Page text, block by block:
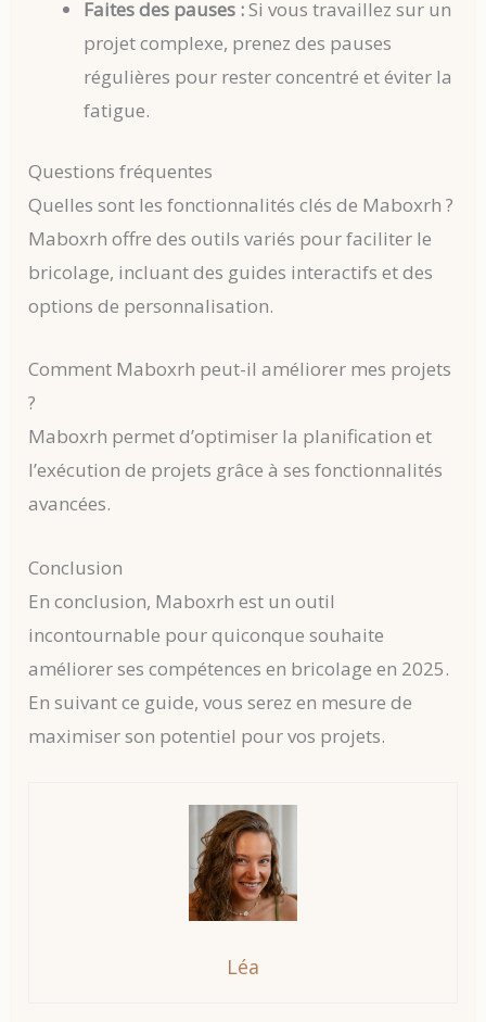
Faites des pauses :Si vous travaillez sur un
projet complexe, prenez des pauses
régulières pour rester concentré et éviter la
fatigue.
Questions fréquentes
Quelles sont les fonctionnalités clés de Maboxrh ?
Maboxrh offre des outils variés pour faciliter le
bricolage, incluant des guides interactifs et des
options de personnalisation.
Comment Maboxrh peut-il améliorer mes projets
?
Maboxrh permet d’optimiser la planification et
l’exécution de projets grâce à ses fonctionnalités
avancées.
Conclusion
En conclusion, Maboxrh est un outil
incontournable pour quiconque souhaite
améliorer ses compétences en bricolage en 2025.
En suivant ce guide, vous serez en mesure de
maximiser son potentiel pour vos projets.
Léa